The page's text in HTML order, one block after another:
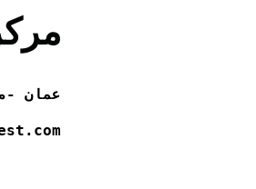
عمان -